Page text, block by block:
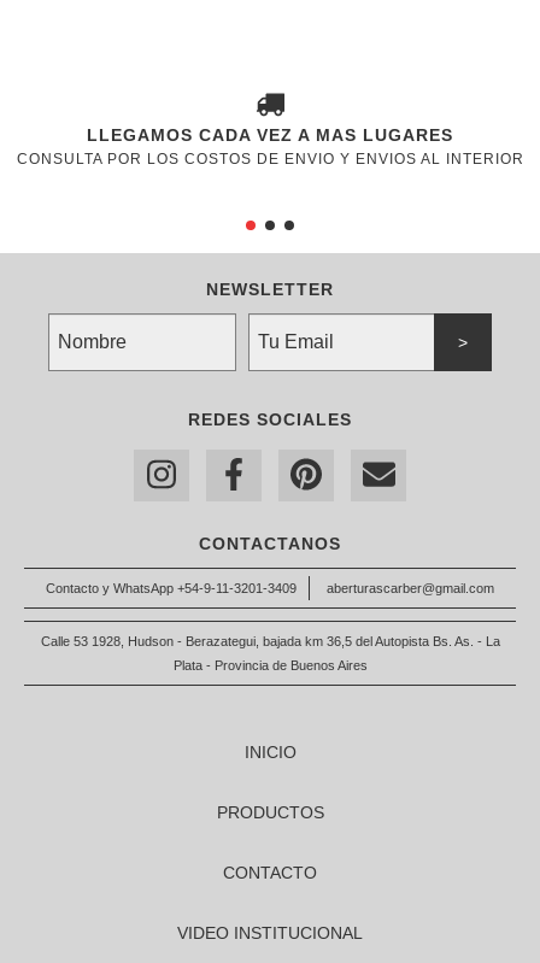
LLEGAMOS CADA VEZ A MAS LUGARES
CONSULTA POR LOS COSTOS DE ENVIO Y ENVIOS AL INTERIOR
NEWSLETTER
REDES SOCIALES
CONTACTANOS
Contacto y WhatsApp +54-9-11-3201-3409 aberturascarber@gmail.com
Calle 53 1928, Hudson - Berazategui, bajada km 36,5 del Autopista Bs. As. - La
Plata - Provincia de Buenos Aires
INICIO
PRODUCTOS
CONTACTO
VIDEO INSTITUCIONAL